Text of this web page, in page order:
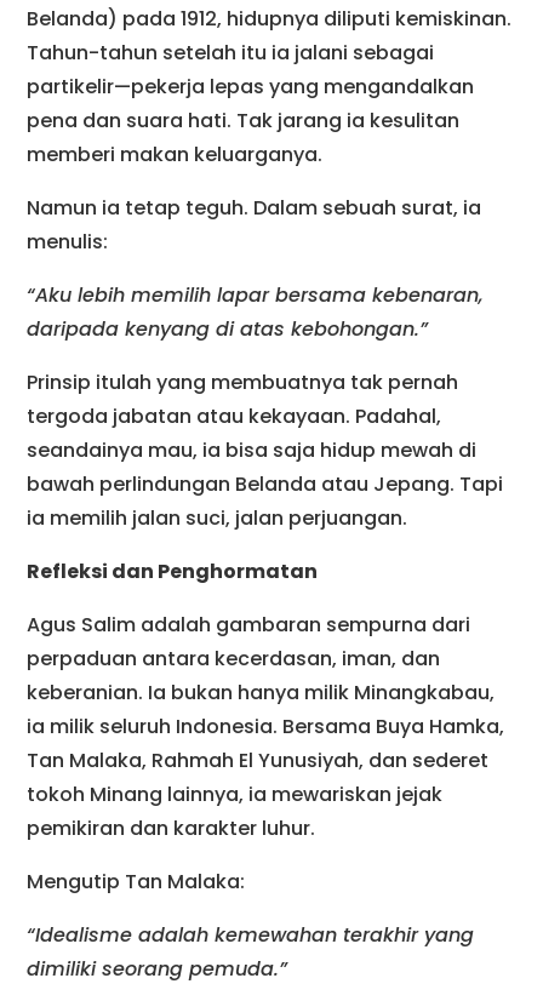
Belanda) pada 1912, hidupnya diliputi kemiskinan.
Tahun-tahun setelah itu ia jalani sebagai
partikelir—pekerja lepas yang mengandalkan
pena dan suara hati. Tak jarang ia kesulitan
memberi makan keluarganya.
Namun ia tetap teguh. Dalam sebuah surat, ia
menulis:
“Aku lebih memilih lapar bersama kebenaran,
daripada kenyang di atas kebohongan.”
Prinsip itulah yang membuatnya tak pernah
tergoda jabatan atau kekayaan. Padahal,
seandainya mau, ia bisa saja hidup mewah di
bawah perlindungan Belanda atau Jepang. Tapi
ia memilih jalan suci, jalan perjuangan.
Refleksi dan Penghormatan
Agus Salim adalah gambaran sempurna dari
perpaduan antara kecerdasan, iman, dan
keberanian. Ia bukan hanya milik Minangkabau,
ia milik seluruh Indonesia. Bersama Buya Hamka,
Tan Malaka, Rahmah El Yunusiyah, dan sederet
tokoh Minang lainnya, ia mewariskan jejak
pemikiran dan karakter luhur.
Mengutip Tan Malaka:
“Idealisme adalah kemewahan terakhir yang
dimiliki seorang pemuda.”